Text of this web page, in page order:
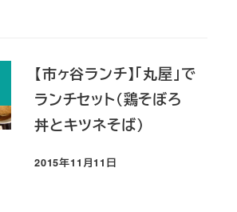
【市ヶ谷ランチ】「丸屋」で
ランチセット（鶏そぼろ
丼とキツネそば）
投稿日
2015年11月11日